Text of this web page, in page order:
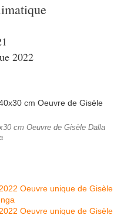
2022
cm Oeuvre de Gisèle Dalla